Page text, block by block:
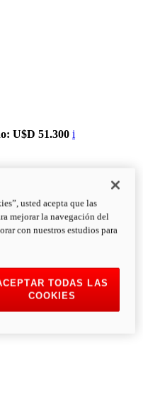
U$D 51.300 i
usted acepta que las
mejorar la navegación del
con nuestros estudios para
TODAS LAS
COOKIES